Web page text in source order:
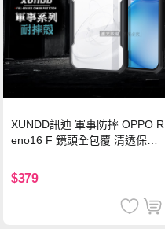
XUNDD訊迪 軍事防摔 OPPO R
eno16 F 鏡頭全包覆 清透保護
$379